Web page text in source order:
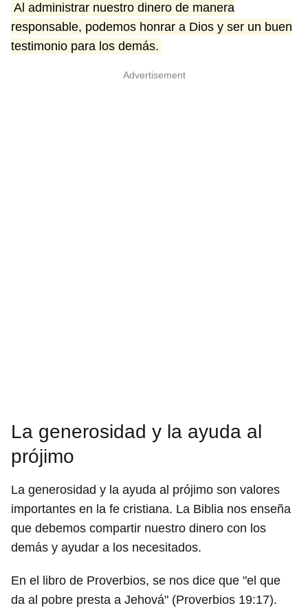
Al administrar nuestro dinero de manera
responsable, podemos honrar a Dios y ser un buen
testimonio para los demás.
Advertisement
La generosidad y la ayuda al
prójimo
La generosidad y la ayuda al prójimo son valores
importantes en la fe cristiana. La Biblia nos enseña
que debemos compartir nuestro dinero con los
demás y ayudar a los necesitados.
En el libro de Proverbios, se nos dice que "el que
da al pobre presta a Jehová" (Proverbios 19:17).